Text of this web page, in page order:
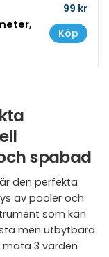
99 kr
Köp
spabad
den perfekta
av pooler och
som kan
men utbytbara
3 värden